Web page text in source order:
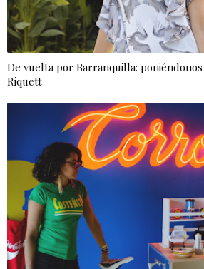
De vuelta por Barranquilla:
Riquett